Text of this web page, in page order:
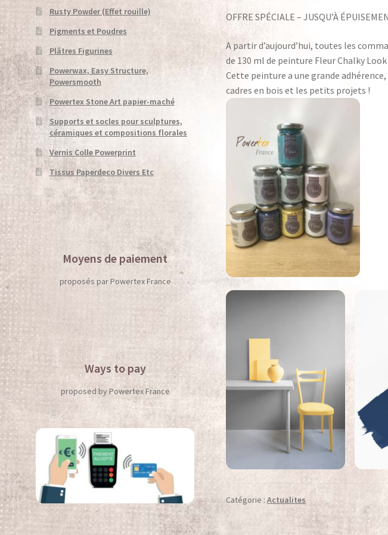
OFFRE SPÉCIALE – JUSQU’À
A partir d’aujourd’hui, toutes les
de 130 ml de peinture Fleur Chalky
Cette peinture a une grande
cadres en bois et les petits projets !
Catégorie :Actualites
Rusty Powder (Effet rouille)
Pigments et Poudres
Plâtres Figurines
Powerwax, Easy Structure,
Powersmooth
Powertex Stone Art papier-maché
Supports et socles pour sculptures,
céramiques et compositions florales
Vernis Colle Powerprint
Tissus Paperdeco Divers Etc
Moyens de paiement
proposés par Powertex France
Ways to pay
proposed by Powertex France